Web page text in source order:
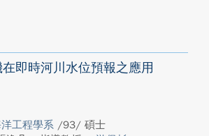
即時河川水位預報之應用
工程學系 /93/ 碩士